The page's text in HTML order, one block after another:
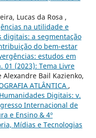
Lucas da Rosa ,
na utilidade e
a segmentação
do bem-estar
estudos em
01 (2023): Tema Livre
Alexandre Bail Kazienko,
ATLÂNTICA ,
Digitais: v.
Internacional de
e Ensino & 4º
Mídias e Tecnologias